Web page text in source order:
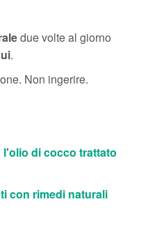
due volte al giorno
.
Non ingerire.
di cocco trattato
con rimedi naturali